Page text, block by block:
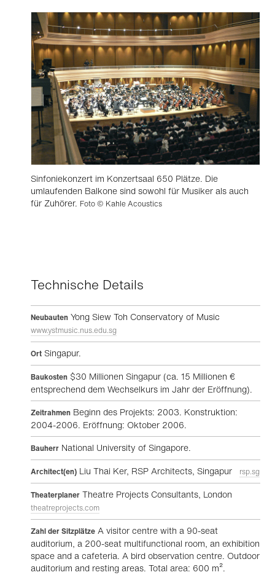
Sinfoniekonzert im Konzertsaal 650 Plätze. Die
umlaufenden Balkone sind sowohl für Musiker als auch
für Zuhörer. Foto © Kahle Acoustics
Technische Details
Neubauten Yong Siew Toh Conservatory of Music
www.ystmusic.nus.edu.sg
Ort Singapur.
Baukosten $30 Millionen Singapur (ca. 15 Millionen €
entsprechend dem Wechselkurs im Jahr der Eröffnung).
Zeitrahmen Beginn des Projekts: 2003. Konstruktion:
2004-2006. Eröffnung: Oktober 2006.
Bauherr National University of Singapore.
Architect(en) Liu Thai Ker, RSP Architects, Singapur rsp.sg
Theaterplaner Theatre Projects Consultants, London
theatreprojects.com
Zahl der Sitzplätze A visitor centre with a 90-seat
auditorium, a 200-seat multifunctional room, an exhibition
space and a cafeteria. A bird observation centre. Outdoor
auditorium and resting areas. Total area: 600 m².